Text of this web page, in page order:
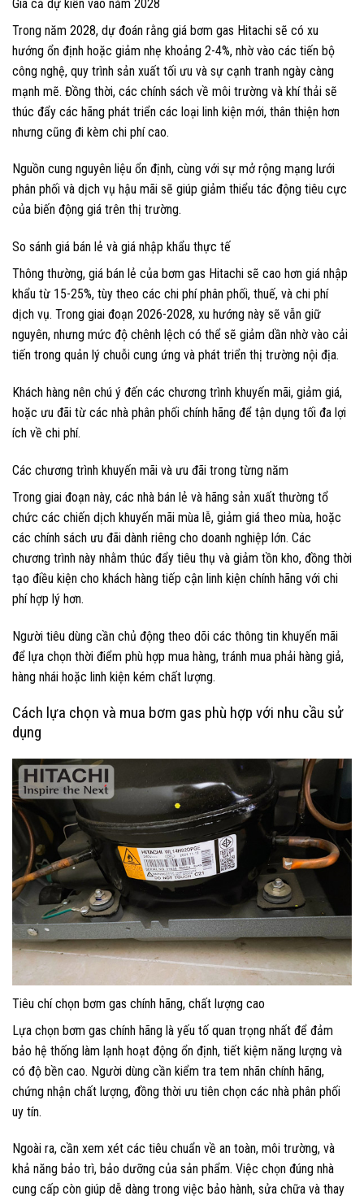
Giá cả dự kiến vào năm 2028
Trong năm 2028, dự đoán rằng giá bơm gas Hitachi sẽ có xu
hướng ổn định hoặc giảm nhẹ khoảng 2-4%, nhờ vào các tiến bộ
công nghệ, quy trình sản xuất tối ưu và sự cạnh tranh ngày càng
mạnh mẽ. Đồng thời, các chính sách về môi trường và khí thải sẽ
thúc đẩy các hãng phát triển các loại linh kiện mới, thân thiện hơn
nhưng cũng đi kèm chi phí cao.
Nguồn cung nguyên liệu ổn định, cùng với sự mở rộng mạng lưới
phân phối và dịch vụ hậu mãi sẽ giúp giảm thiểu tác động tiêu cực
của biến động giá trên thị trường.
So sánh giá bán lẻ và giá nhập khẩu thực tế
Thông thường, giá bán lẻ của bơm gas Hitachi sẽ cao hơn giá nhập
khẩu từ 15-25%, tùy theo các chi phí phân phối, thuế, và chi phí
dịch vụ. Trong giai đoạn 2026-2028, xu hướng này sẽ vẫn giữ
nguyên, nhưng mức độ chênh lệch có thể sẽ giảm dần nhờ vào cải
tiến trong quản lý chuỗi cung ứng và phát triển thị trường nội địa.
Khách hàng nên chú ý đến các chương trình khuyến mãi, giảm giá,
hoặc ưu đãi từ các nhà phân phối chính hãng để tận dụng tối đa lợi
ích về chi phí.
Các chương trình khuyến mãi và ưu đãi trong từng năm
Trong giai đoạn này, các nhà bán lẻ và hãng sản xuất thường tổ
chức các chiến dịch khuyến mãi mùa lễ, giảm giá theo mùa, hoặc
các chính sách ưu đãi dành riêng cho doanh nghiệp lớn. Các
chương trình này nhằm thúc đẩy tiêu thụ và giảm tồn kho, đồng thời
tạo điều kiện cho khách hàng tiếp cận linh kiện chính hãng với chi
phí hợp lý hơn.
Người tiêu dùng cần chủ động theo dõi các thông tin khuyến mãi
để lựa chọn thời điểm phù hợp mua hàng, tránh mua phải hàng giả,
hàng nhái hoặc linh kiện kém chất lượng.
Cách lựa chọn và mua bơm gas phù hợp với nhu cầu sử
dụng
Tiêu chí chọn bơm gas chính hãng, chất lượng cao
Lựa chọn bơm gas chính hãng là yếu tố quan trọng nhất để đảm
bảo hệ thống làm lạnh hoạt động ổn định, tiết kiệm năng lượng và
có độ bền cao. Người dùng cần kiểm tra tem nhãn chính hãng,
chứng nhận chất lượng, đồng thời ưu tiên chọn các nhà phân phối
uy tín.
Ngoài ra, cần xem xét các tiêu chuẩn về an toàn, môi trường, và
khả năng bảo trì, bảo dưỡng của sản phẩm. Việc chọn đúng nhà
cung cấp còn giúp dễ dàng trong việc bảo hành, sửa chữa và thay